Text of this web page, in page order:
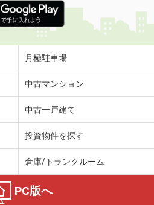
月極駐車場
中古マンション
中古一戸建て
投資物件を探す
倉庫/トランクルーム
PC版へ